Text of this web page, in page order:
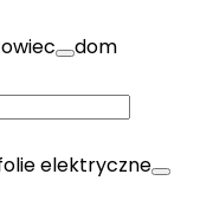
dom
elektryczne